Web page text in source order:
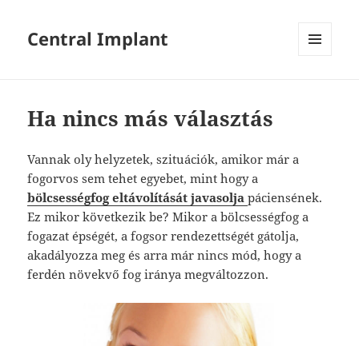
Central Implant
Ha nincs más választás
Vannak oly helyzetek, szituációk, amikor már a
fogorvos sem tehet egyebet, mint hogy a
bölcsességfog eltávolítását javasoljapáciensének.
Ez mikor következik be? Mikor a bölcsességfog a
fogazat épségét, a fogsor rendezettségét gátolja,
akadályozza meg és arra már nincs mód, hogy a
ferdén növekvő fog iránya megváltozzon.